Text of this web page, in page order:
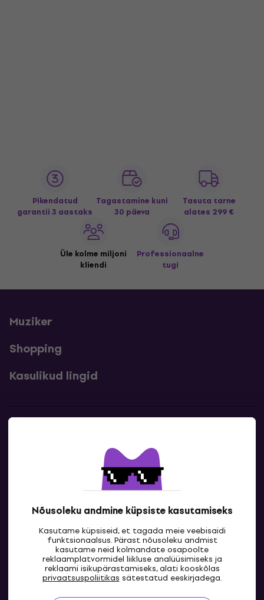
Nõusoleku andmine küpsiste kasutamiseks
Kasutame küpsiseid, et tagada meie veebisaidi
funktsionaalsus. Pärast nõusoleku andmist
kasutame neid kolmandate osapoolte
reklaamplatvormidel liikluse analüüsimiseks ja
reklaami isikupärastamiseks, alati kooskõlas
privaatsuspoliitikas sätestatud eeskirjadega.
Pikendatud
garantii 3 aastaks
Tagastamine kuni
30 päeva
Tasuta tarne
alates 299 €
Üle kolme miljoni
kliendi
Professionaalne
tugi
Muziker
Shopping
Kasulikud lingid
Kontaktandmed
EE